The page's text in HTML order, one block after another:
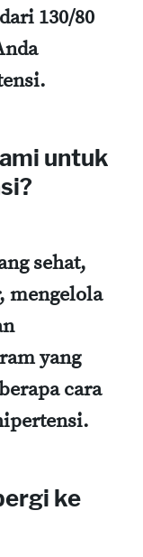
130/80
untuk
sehat,
mengelola
yang
cara
ke